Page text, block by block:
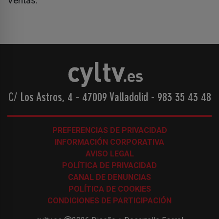
C/ Los Astros, 4 - 47009 Valladolid - 983 35 43 48
PREFERENCIAS DE PRIVACIDAD
INFORMACIÓN CORPORATIVA
AVISO LEGAL
POLÍTICA DE PRIVACIDAD
CANAL DE DENUNCIAS
POLÍTICA DE COOKIES
CONDICIONES DE PARTICIPACIÓN